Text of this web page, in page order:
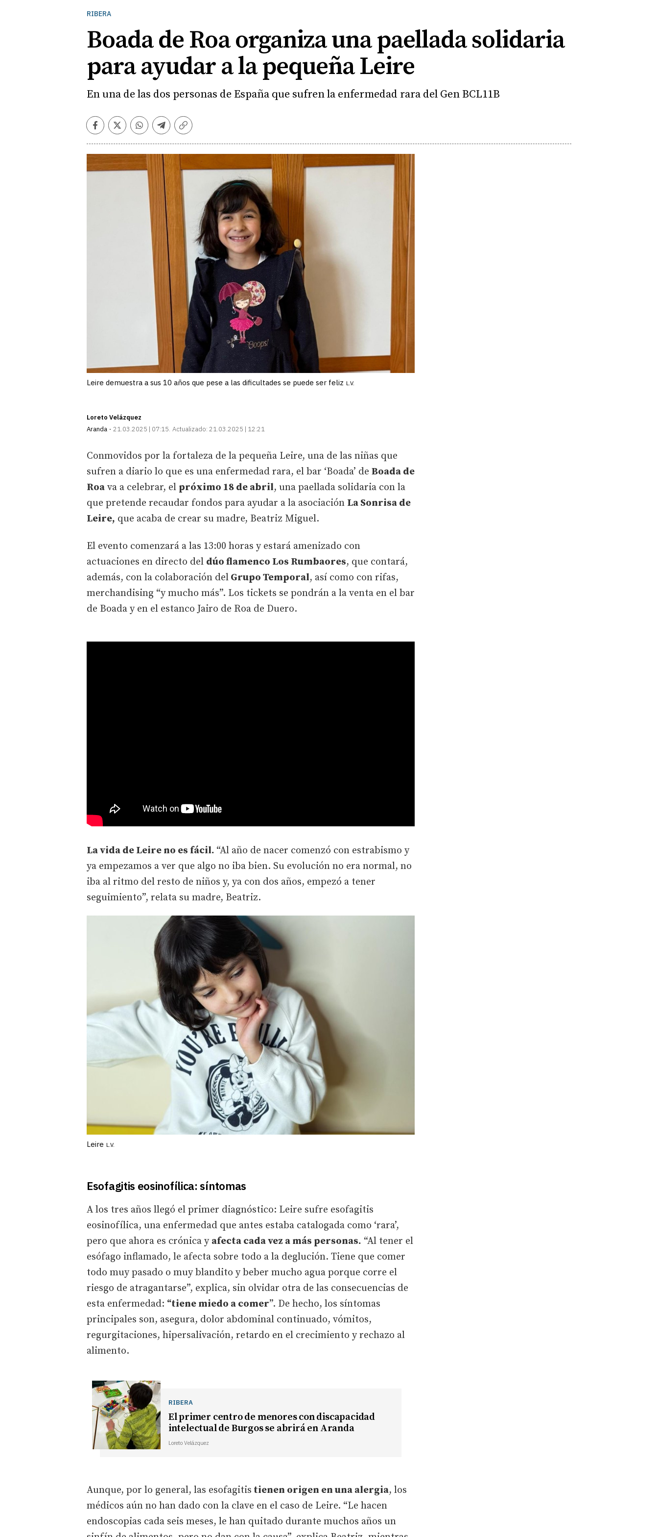
RIBERA
Boada de Roa organiza una paellada solidaria
para ayudar a la pequeña Leire
En una de las dos personas de España que sufren la enfermedad rara del Gen BCL11B
Facebook
TwitterWhatsapp
Telegram
Copiar
Leire demuestra a sus 10 años que pese a las dificultades se puede ser feliz L.V.
Loreto Velázquez
Aranda
21.03.2025 | 07:15 Actualizado: 21.03.2025 | 12:21
Conmovidos por la fortaleza de la pequeña Leire, una de las niñas que
sufren a diario lo que es una enfermedad rara, el bar ‘Boada’ de Boada de
Roa va a celebrar, el próximo 18 de abril, una paellada solidaria con la
que pretende recaudar fondos para ayudar a la asociación La Sonrisa de
Leire, que acaba de crear su madre, Beatriz Miguel.
El evento comenzará a las 13:00 horas y estará amenizado con
actuaciones en directo del dúo flamenco Los Rumbaores, que contará,
además, con la colaboración del Grupo Temporal, así como con rifas,
merchandising “y mucho más”. Los tickets se pondrán a la venta en el bar
de Boada y en el estanco Jairo de Roa de Duero.
La vida de Leire no es fácil. “Al año de nacer comenzó con estrabismo y
ya empezamos a ver que algo no iba bien. Su evolución no era normal, no
iba al ritmo del resto de niños y, ya con dos años, empezó a tener
seguimiento”, relata su madre, Beatriz.
Leire L.V.
Esofagitis eosinofílica: síntomas
A los tres años llegó el primer diagnóstico: Leire sufre esofagitis
eosinofílica, una enfermedad que antes estaba catalogada como ‘rara’,
pero que ahora es crónica y afecta cada vez a más personas. “Al tener el
esófago inflamado, le afecta sobre todo a la deglución. Tiene que comer
todo muy pasado o muy blandito y beber mucho agua porque corre el
riesgo de atragantarse”, explica, sin olvidar otra de las consecuencias de
esta enfermedad: “tiene miedo a comer”. De hecho, los síntomas
principales son, asegura, dolor abdominal continuado, vómitos,
regurgitaciones, hipersalivación, retardo en el crecimiento y rechazo al
alimento.
RIBERA
El primer centro de menores con discapacidad
intelectual de Burgos se abrirá en Aranda
Loreto Velázquez
Aunque, por lo general, las esofagitis tienen origen en una alergia, los
médicos aún no han dado con la clave en el caso de Leire. “Le hacen
endoscopias cada seis meses, le han quitado durante muchos años un